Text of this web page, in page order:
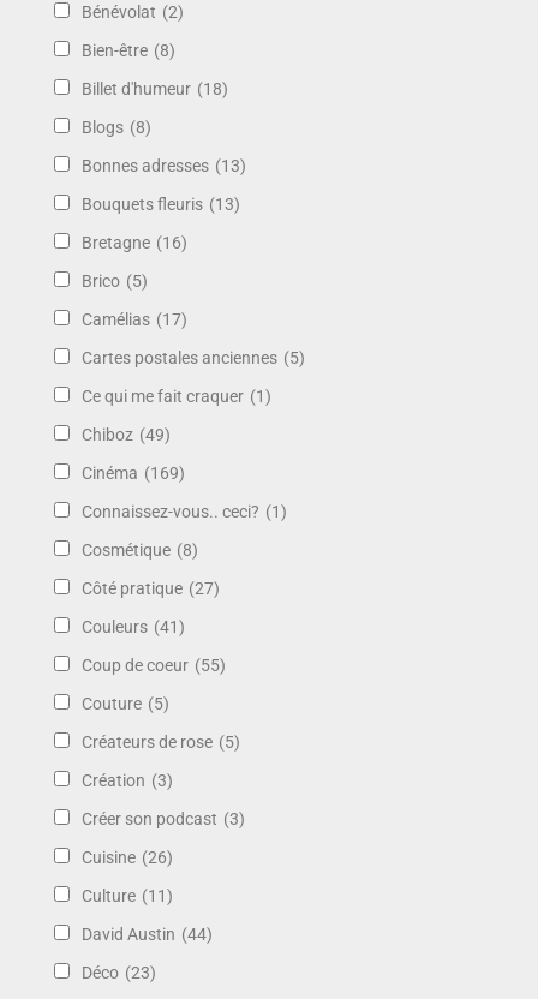
Bénévolat (2)
Bien-être (8)
Billet d'humeur (18)
Blogs (8)
Bonnes adresses (13)
Bouquets fleuris (13)
Bretagne (16)
Brico (5)
Camélias (17)
Cartes postales anciennes (5)
Ce qui me fait craquer (1)
Chiboz (49)
Cinéma (169)
Connaissez-vous.. ceci? (1)
Cosmétique (8)
Côté pratique (27)
Couleurs (41)
Coup de coeur (55)
Couture (5)
Créateurs de rose (5)
Création (3)
Créer son podcast (3)
Cuisine (26)
Culture (11)
David Austin (44)
Déco (23)